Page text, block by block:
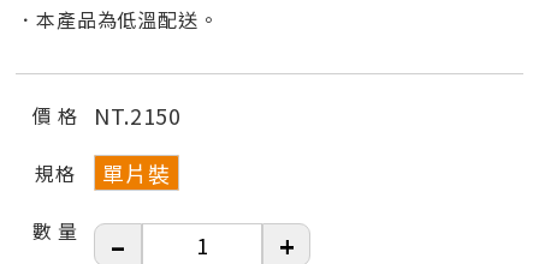
．本產品為低溫配送。
價 格 NT.2150
規格 單片裝
數 量 – +